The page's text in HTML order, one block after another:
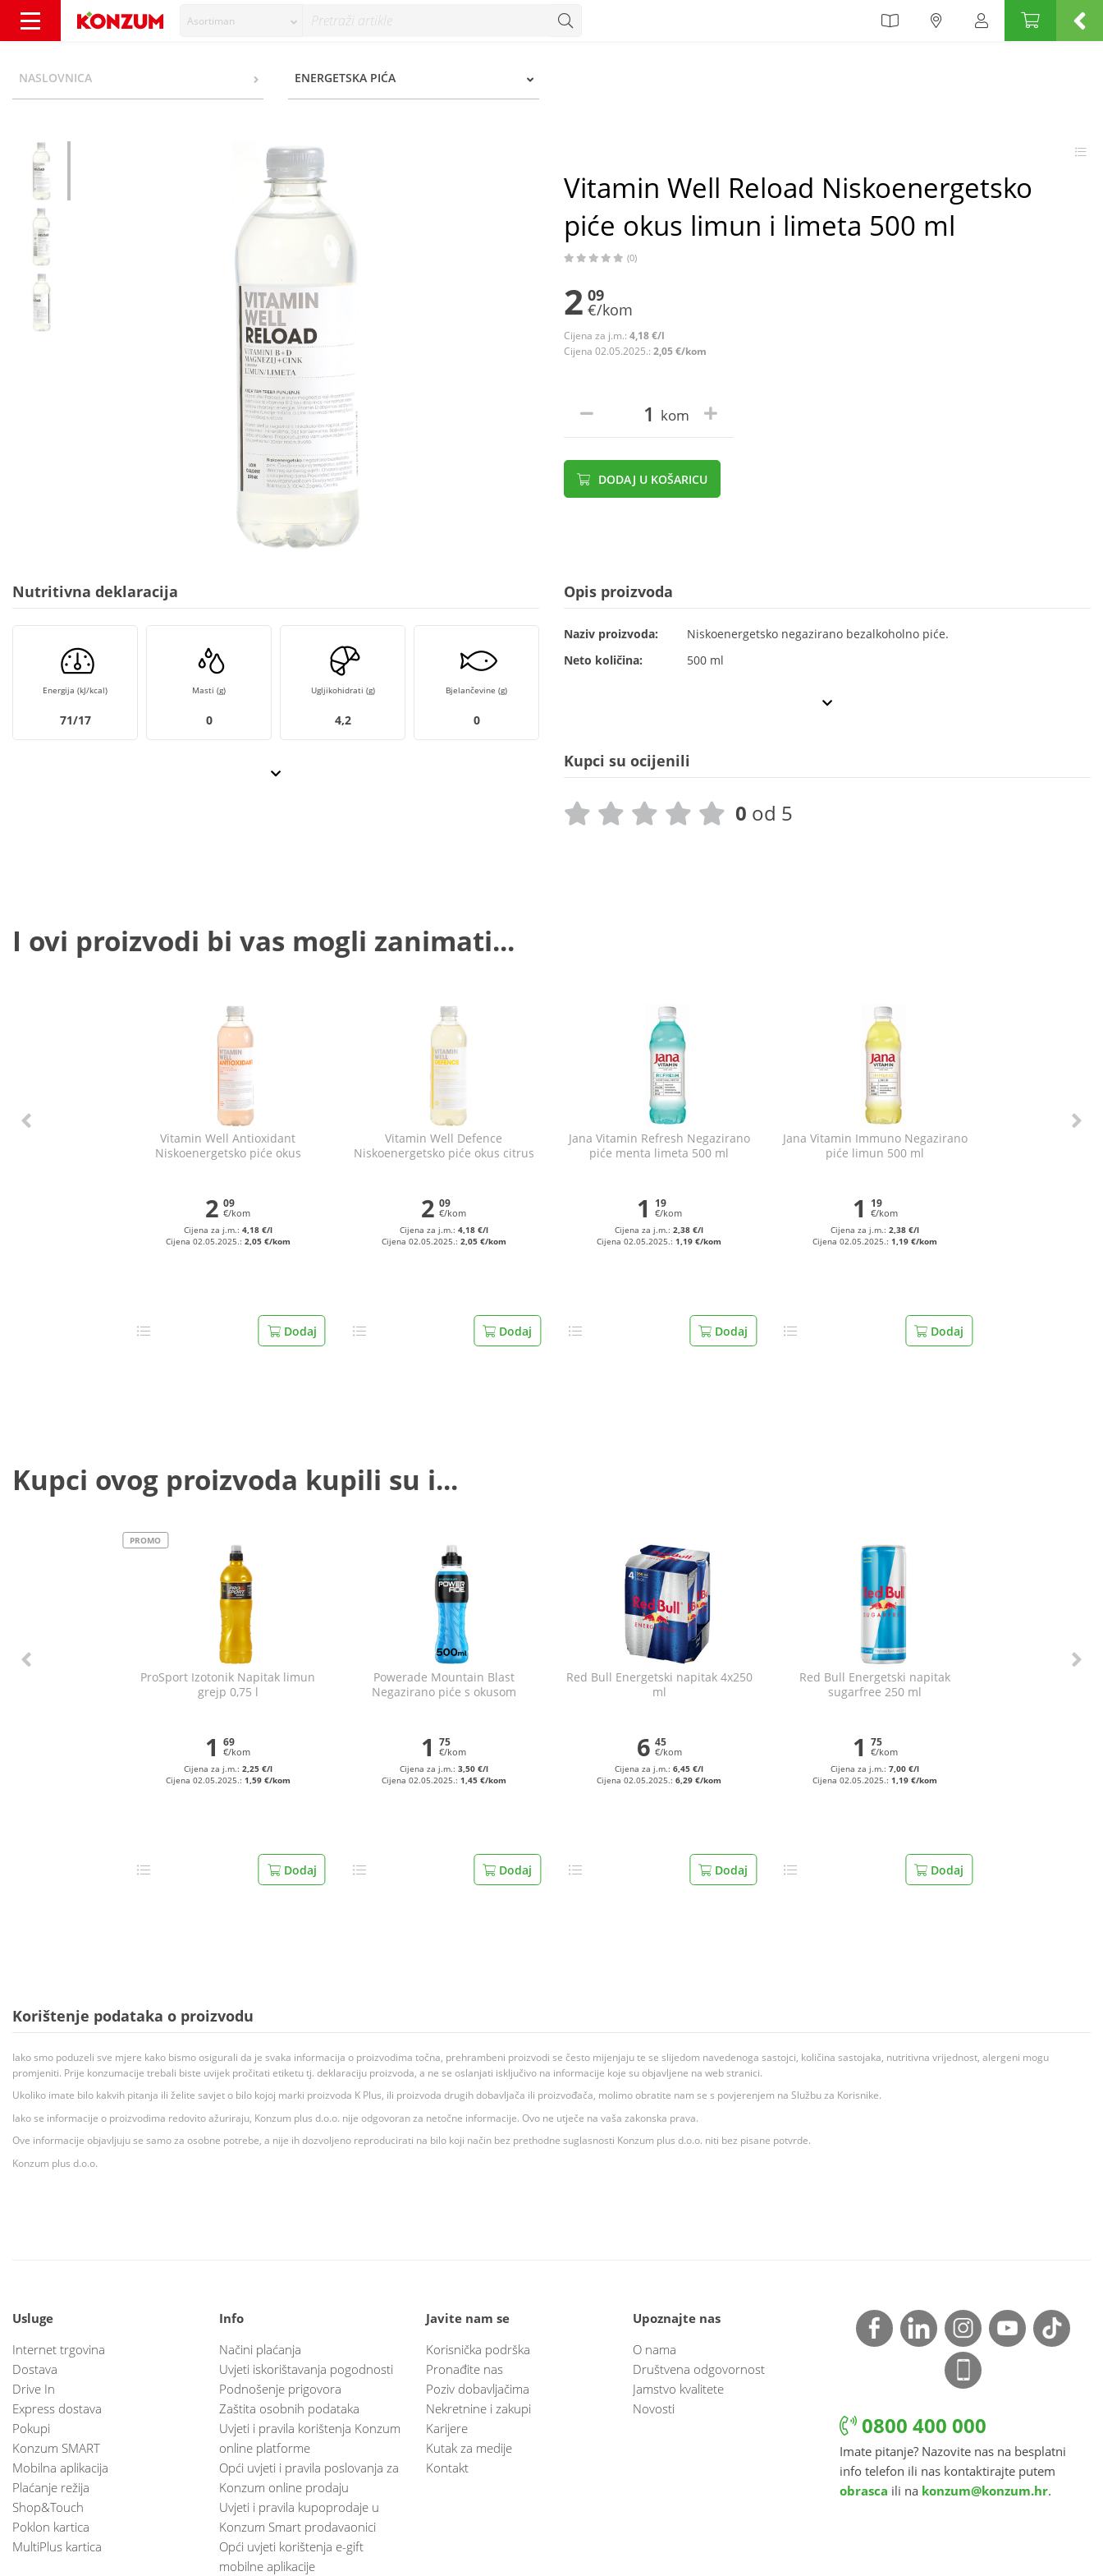
Asortiman
NASLOVNICA ENERGETSKA PIĆA
Vitamin Well Reload Niskoenergetsko
piće okus limun i limeta 500 ml
(0)
2 09
€/kom
Cijena za j.m.: 4,18 €/l
Cijena 02.05.2025.: 2,05 €/kom
kom
DODAJ U KOŠARICU
Nutritivna deklaracija
Energija (kJ/kcal)
71/17
Masti (g)
0
Ugljikohidrati (g)
4,2
Bjelančevine (g)
0
Opis proizvoda
Naziv proizvoda:
Niskoenergetsko negazirano bezalkoholno piće.
Neto količina:
500 ml
Kupci su ocijenili
0 od 5
I ovi proizvodi bi vas mogli zanimati...
Vitamin Well Antioxidant
Niskoenergetsko piće okus
2 09
€/kom
Cijena za j.m.: 4,18 €/l
Cijena 02.05.2025.: 2,05 €/kom
Dodaj
Vitamin Well Defence
Niskoenergetsko piće okus citrus
2 09
€/kom
Cijena za j.m.: 4,18 €/l
Cijena 02.05.2025.: 2,05 €/kom
Dodaj
Jana Vitamin Refresh Negazirano
piće menta limeta 500 ml
1 19
€/kom
Cijena za j.m.:2,38 €/l
Cijena 02.05.2025.:1,19 €/kom
Dodaj
Jana Vitamin Immuno Negazirano
piće limun 500 ml
1 19
€/kom
Cijena za j.m.:2,38 €/l
Cijena 02.05.2025.:1,19 €/kom
Dodaj
Kupci ovog proizvoda kupili su i...
PROMO
ProSport Izotonik Napitak limun
grejp 0,75 l
1 69
€/kom
Cijena za j.m.: 2,25 €/l
Cijena 02.05.2025.: 1,59 €/kom
Dodaj
Powerade Mountain Blast
Negazirano piće s okusom
1 75
€/kom
Cijena za j.m.: 3,50 €/l
Cijena 02.05.2025.: 1,45 €/kom
Dodaj
Red Bull Energetski napitak 4x250
ml
6 45
€/kom
Cijena za j.m.:6,45 €/l
Cijena 02.05.2025.:6,29 €/kom
Dodaj
Red Bull Energetski napitak
sugarfree 250 ml
1 75
€/kom
Cijena za j.m.:7,00 €/l
Cijena 02.05.2025.:1,19 €/kom
Dodaj
Korištenje podataka o proizvodu
Iako smo poduzeli sve mjere kako bismo osigurali da je svaka informacija o proizvodima točna, prehrambeni proizvodi se često mijenjaju te se slijedom navedenoga sastojci, količina sastojaka, nutritivna vrijednost, alergeni mogu
promjeniti. Prije konzumacije trebali biste uvijek pročitati etiketu tj. deklaraciju proizvoda, a ne se oslanjati isključivo na informacije koje su objavljene na web stranici.
Ukoliko imate bilo kakvih pitanja ili želite savjet o bilo kojoj marki proizvoda K Plus, ili proizvoda drugih dobavljača ili proizvođača, molimo obratite nam se s povjerenjem na Službu za Korisnike.
Iako se informacije o proizvodima redovito ažuriraju, Konzum plus d.o.o. nije odgovoran za netočne informacije. Ovo ne utječe na vaša zakonska prava.
Ove informacije objavljuju se samo za osobne potrebe, a nije ih dozvoljeno reproducirati na bilo koji način bez prethodne suglasnosti Konzum plus d.o.o. niti bez pisane potvrde.
Konzum plus d.o.o.
Usluge
Internet trgovina
Dostava
Drive In
Express dostava
Pokupi
Konzum SMART
Mobilna aplikacija
Plaćanje režija
Shop&Touch
Poklon kartica
MultiPlus kartica
Info
Načini plaćanja
Uvjeti iskorištavanja pogodnosti
Podnošenje prigovora
Zaštita osobnih podataka
Uvjeti i pravila korištenja Konzum
online platforme
Opći uvjeti i pravila poslovanja za
Konzum online prodaju
Uvjeti i pravila kupoprodaje u
Konzum Smart prodavaonici
Opći uvjeti korištenja e-gift
mobilne aplikacije
Javite nam se
Korisnička podrška
Pronađite nas
Poziv dobavljačima
Nekretnine i zakupi
Karijere
Kutak za medije
Kontakt
Upoznajte nas
O nama
Društvena odgovornost
Jamstvo kvalitete
Novosti
0800 400 000
Imate pitanje? Nazovite nas na besplatni
info telefon ili nas kontaktirajte putem
obrasca ili na konzum@konzum.hr.